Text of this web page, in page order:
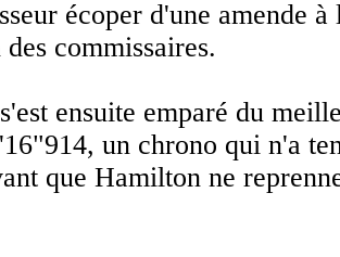
écoper d'une amende à
commissaires.
ensuite emparé du
un chrono qui n'a
que Hamilton ne